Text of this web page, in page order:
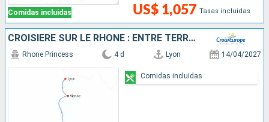
Comidas incluidas US$ 1,057 Tasas incluidas
CROISIÈRE SUR LE RHÔNE : ENTRE TERROIR, HISTOIRE ET TRADITIONS LOCALES
Rhone Princess 4 d Lyon 14/04/2027
Comidas incluidas